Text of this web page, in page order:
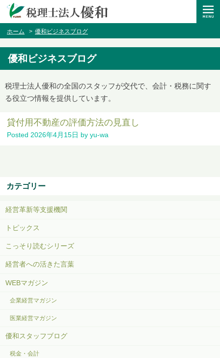
ホーム 優和ビジネスブログ
優和ビジネスブログ
税理士法人優和の全国のスタッフが交代で、会計・税務に関す
る役立つ情報を提供しています。
貸付用不動産の評価方法の見直し
Posted 2026年4月15日 by yu-wa
カテゴリー
経営革新等支援機関
トピックス
こっそり読むシリーズ
経営者への活きた言葉
WEBマガジン
企業経営マガジン
医業経営マガジン
優和スタッフブログ
税金・会計